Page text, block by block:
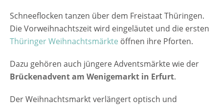
Schneeflocken tanzen über dem Freistaat Thüringen.
Die Vorweihnachtszeit wird eingeläutet und die ersten
Thüringer Weihnachtsmärkte öffnen ihre Pforten.
Dazu gehören auch jüngere Adventsmärkte wie der
Brückenadvent am Wenigemarkt in Erfurt.
Der Weihnachtsmarkt verlängert optisch und